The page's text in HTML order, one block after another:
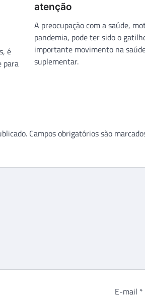
é
para
atenção
A preocupação com a saúde,
pandemia, pode ter sido o
importante movimento na
suplementar.
Campos obrigatórios são
E-mail *